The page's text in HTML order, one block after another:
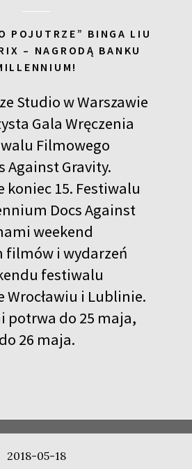
POJUTRZE” BINGA LIU
– NAGRODĄ BANKU
Studio w Warszawie
Gala Wręczenia
Filmowego
Against Gravity.
koniec 15. Festiwalu
Docs Against
weekend
filmów i wydarzeń
festiwalu
Wrocławiu i Lublinie.
potrwa do 25 maja,
26 maja.
2018-05-18